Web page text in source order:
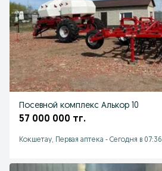
Посевной комплекс Алькор 10
57 000 000 тг.
Кокшетау, Первая аптека - Сегодня в 07:36